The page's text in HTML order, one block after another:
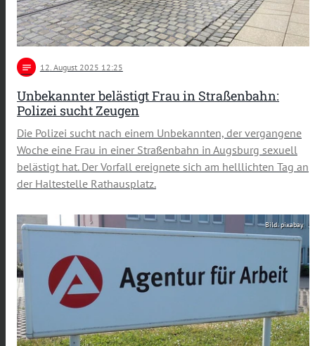
notes 12. August 2025 12:25
Unbekannter belästigt Frau in Straßenbahn:
Polizei sucht Zeugen
Die Polizei sucht nach einem Unbekannten, der vergangene
Woche eine Frau in einer Straßenbahn in Augsburg sexuell
belästigt hat. Der Vorfall ereignete sich am helllichten Tag an
der Haltestelle Rathausplatz.
Bild: pixabay